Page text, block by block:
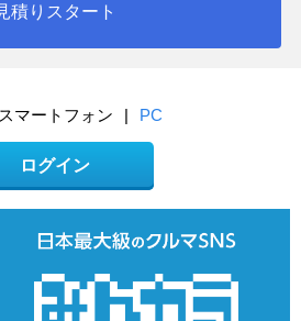
積りスタート
スマートフォン | PC
ログイン